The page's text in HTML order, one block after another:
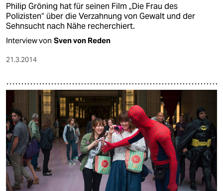
Philip Gröning hat für seinen Film „Die Frau des
Polizisten“ über die Verzahnung von Gewalt und der
Sehnsucht nach Nähe recherchiert.
Interview von Sven von Reden
21.3.2014